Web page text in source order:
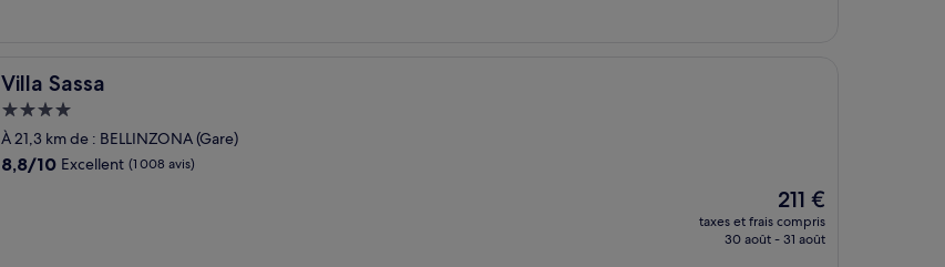
Villa Sassa
Villa Sassa
Hébergement
4.0 étoiles
À 21,3 km de : BELLINZONA (Gare)
8.8
8,8/10 Excellent (1 008 avis)
Le
nouveau
prix
211 €
taxes et frais compris
30 août - 31 août